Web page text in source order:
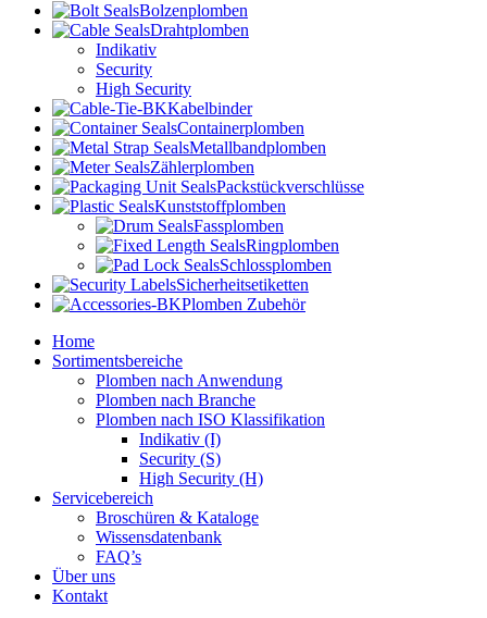
Bolzenplomben
Drahtplomben
Indikativ
Security
High Security
Kabelbinder
Containerplomben
Metallbandplomben
Zählerplomben
Packstückverschlüsse
Kunststoffplomben
Fassplomben
Ringplomben
Schlossplomben
Sicherheitsetiketten
Plomben Zubehör
Home
Sortimentsbereiche
Plomben nach Anwendung
Plomben nach Branche
Plomben nach ISO Klassifikation
Indikativ (I)
Security (S)
High Security (H)
Servicebereich
Broschüren & Kataloge
Wissensdatenbank
FAQ’s
Über uns
Kontakt